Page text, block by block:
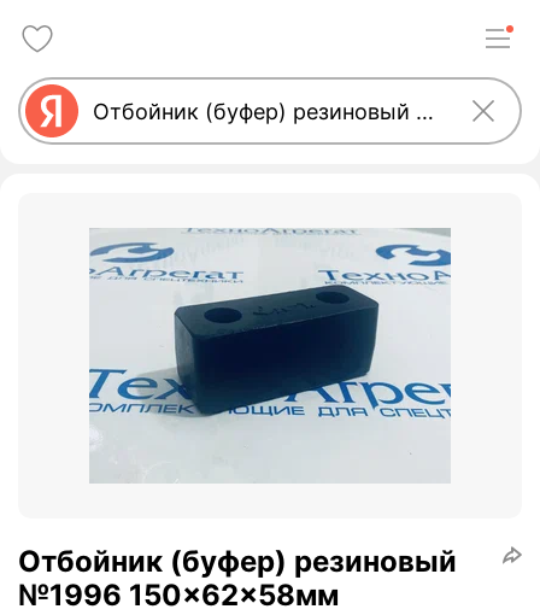
Отбойник (буфер) резиновый
№1996 150×62×58мм